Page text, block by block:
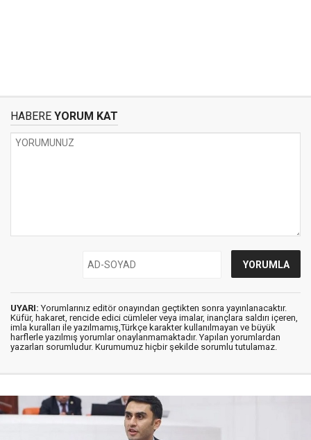
HABERE YORUM KAT
UYARI: Yorumlarınız editör onayından geçtikten sonra yayınlanacaktır.
Küfür, hakaret, rencide edici cümleler veya imalar, inançlara saldırı içeren,
imla kuralları ile yazılmamış,Türkçe karakter kullanılmayan ve büyük
harflerle yazılmış yorumlar onaylanmamaktadır. Yapılan yorumlardan
yazarları sorumludur. Kurumumuz hiçbir şekilde sorumlu tutulamaz.